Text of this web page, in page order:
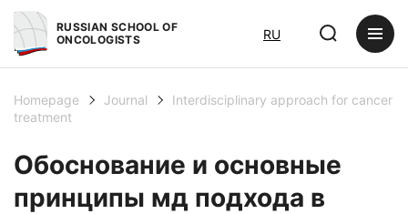
RUSSIAN SCHOOL OF
ONCOLOGISTS
RU
Homepage Journal
Interdisciplinary approach for cancer
treatment
Обоснование и основные
принципы мд подхода в